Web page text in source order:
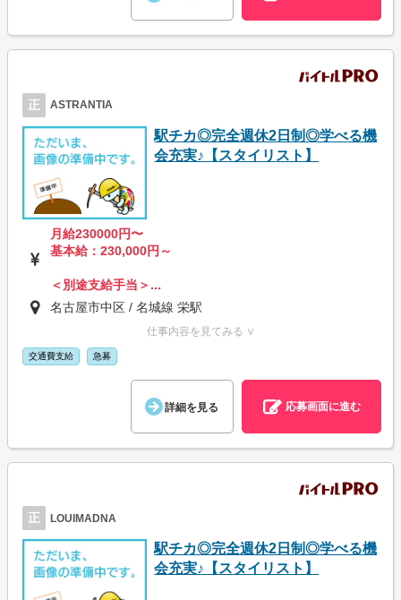
正 ASTRANTIA
駅チカ◎完全週休2日制◎学べる機
会充実♪【スタイリスト】
月給230000円〜
基本給：230,000円～
＜別途支給手当＞...
名古屋市中区 / 名城線 栄駅
仕事内容を見てみる ∨
交通費支給 急募
詳細を見る 応募画面に進む
正 LOUIMADNA
駅チカ◎完全週休2日制◎学べる機
会充実♪【スタイリスト】